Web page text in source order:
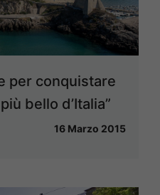
per conquistare
bello d’Italia”
16 Marzo 2015